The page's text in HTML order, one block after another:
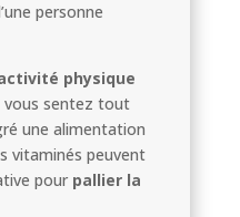
personne
physique
vous sentez tout
une alimentation
vitaminés peuvent
pourpallier la